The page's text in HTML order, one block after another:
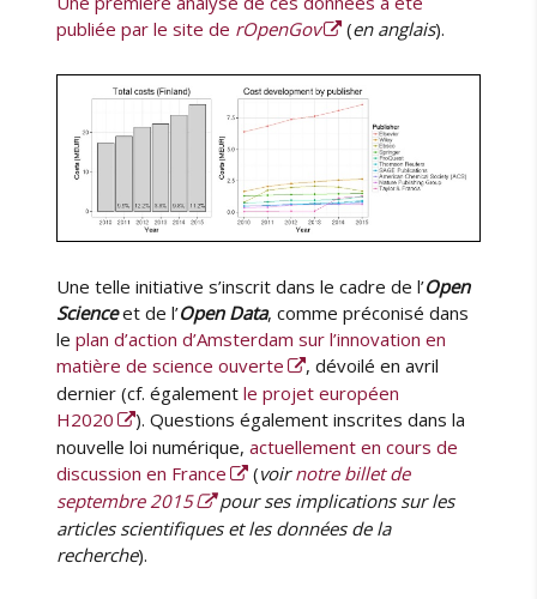
publiée par le site de rOpenGov (en anglais).
Une telle initiative s’inscrit dans le cadre de l’Open
Scienceet de l’Open Data, comme préconisé dans
leplan d’action d’Amsterdam sur l’innovation en
matière de science ouverte
, dévoilé en avril
dernier (cf. égalementle projet européen
H2020
). Questions également inscrites dans la
nouvelle loi numérique,actuellement en cours de
discussion en France
(voirnotre billet de
septembre 2015
pour ses implications sur les
articles scientifiques et les données de la
recherche).